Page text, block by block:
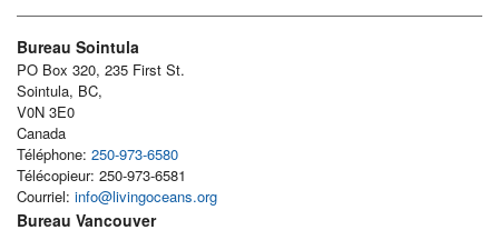
Bureau Sointula
PO Box 320, 235 First St.
Sointula, BC,
V0N 3E0
Canada
Téléphone: 250-973-6580
Télécopieur: 250-973-6581
Courriel: info@livingoceans.org
Bureau Vancouver